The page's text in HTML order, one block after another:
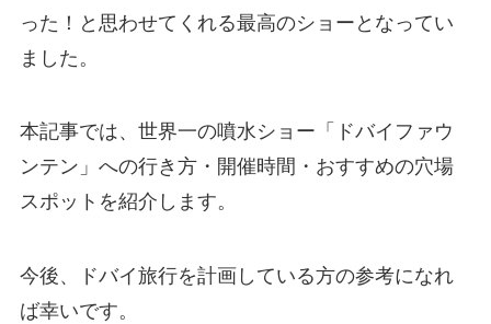
った！と思わせてくれる最高のショーとなってい
ました。
本記事では、世界一の噴水ショー「ドバイファウ
ンテン」への行き方・開催時間・おすすめの穴場
スポットを紹介します。
今後、ドバイ旅行を計画している方の参考になれ
ば幸いです。